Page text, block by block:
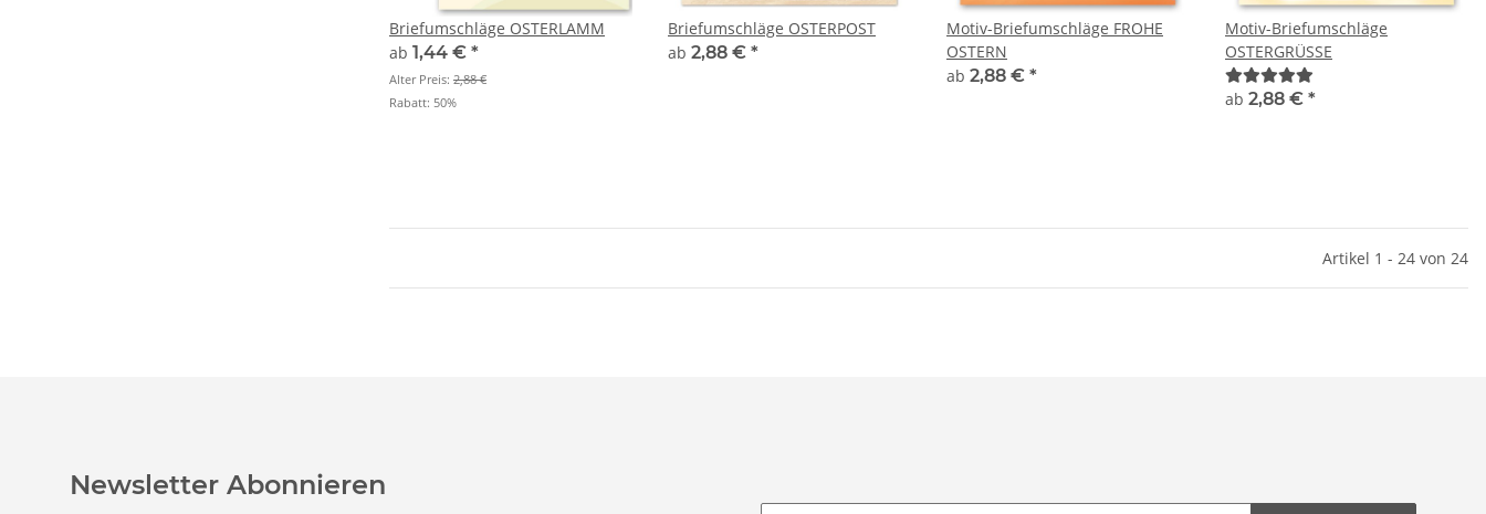
Briefumschläge OSTERLAMM
ab 1,44 € *
Alter Preis: 2,88 €
Rabatt: 50%
Briefumschläge OSTERPOST
ab 2,88 € *
Motiv-Briefumschläge FROHE
OSTERN
ab 2,88 € *
Motiv-Briefumschläge
OSTERGRÜSSE
ab 2,88 € *
Artikel 1 - 24 von 24
Newsletter Abonnieren